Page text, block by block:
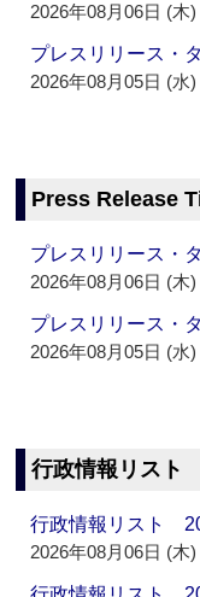
2026年08月06日 (木)
プレスリリース・
2026年08月05日 (水)
Press Release
プレスリリース・
2026年08月06日 (木)
プレスリリース・
2026年08月05日 (水)
行政情報リスト
行政情報リスト
2026年08月06日 (木)